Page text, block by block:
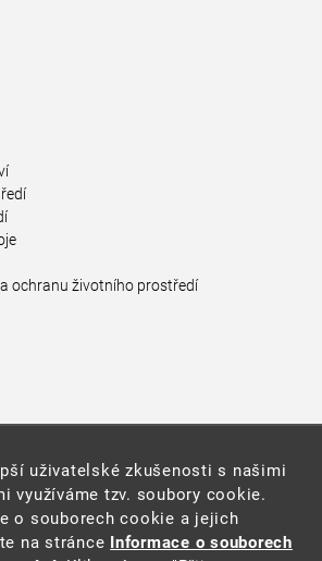
ochranu životního prostředí
MŽP
(PDF, 204 kB)
uživatelské zkušenosti s našimi
využíváme tzv. soubory cookie.
o souborech cookie a jejich
na stránce Informace o souborech